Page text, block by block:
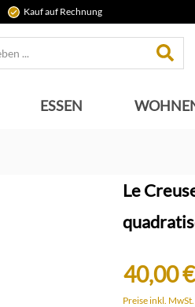
Kauf auf Rechnung
ESSEN
Le
40,00
Preise inkl.